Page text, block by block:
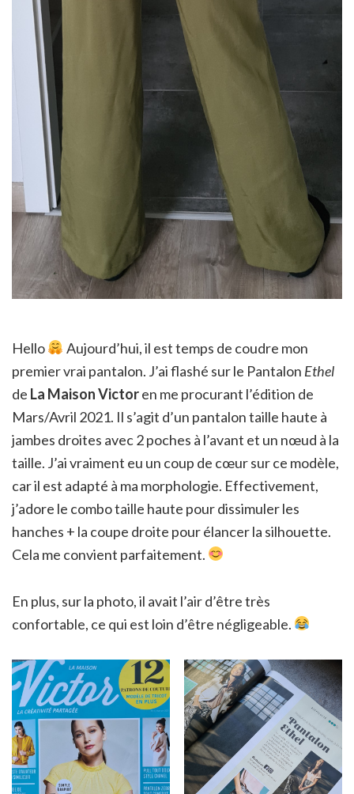
Hello
Aujourd’hui, il est temps de coudre mon
premier vrai pantalon. J’ai flashé sur le Pantalon Ethel
de La Maison Victoren me procurant l’édition de
Mars/Avril 2021. Il s’agit d’un pantalon taille haute à
jambes droites avec 2 poches à l’avant et un nœud à la
taille. J’ai vraiment eu un coup de cœur sur ce modèle,
car il est adapté à ma morphologie. Effectivement,
j’adore le combo taille haute pour dissimuler les
hanches + la coupe droite pour élancer la silhouette.
Cela me convient parfaitement.
En plus, sur la photo, il avait l’air d’être très
confortable, ce qui est loin d’être négligeable.